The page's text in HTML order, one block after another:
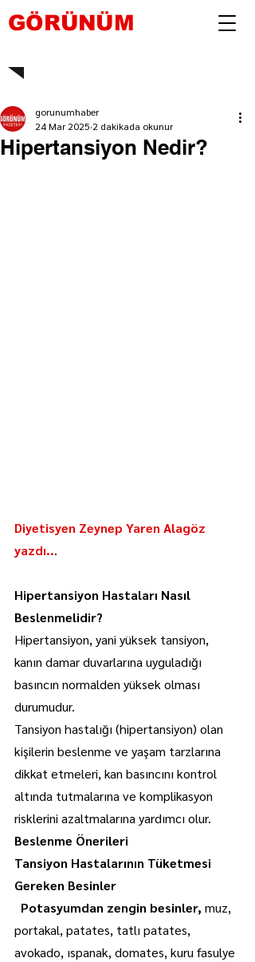
GÖRÜNÜM
Hipertansiyon Nedir?
gorunumhaber
24 Mar 2025 2 dakikada okunur
Diyetisyen Zeynep Yaren Alagöz
yazdı...
Hipertansiyon Hastaları Nasıl
Beslenmelidir?
Hipertansiyon, yani yüksek tansiyon,
kanın damar duvarlarına uyguladığı
basıncın normalden yüksek olması
durumudur.
Tansiyon hastalığı (hipertansiyon) olan
kişilerin beslenme ve yaşam tarzlarına
dikkat etmeleri, kan basıncını kontrol
altında tutmalarına ve komplikasyon
risklerini azaltmalarına yardımcı olur.
Beslenme Önerileri
Tansiyon Hastalarının Tüketmesi
Gereken Besinler
Potasyumdan zengin besinler, muz,
portakal, patates, tatlı patates,
avokado, ıspanak, domates, kuru fasulye